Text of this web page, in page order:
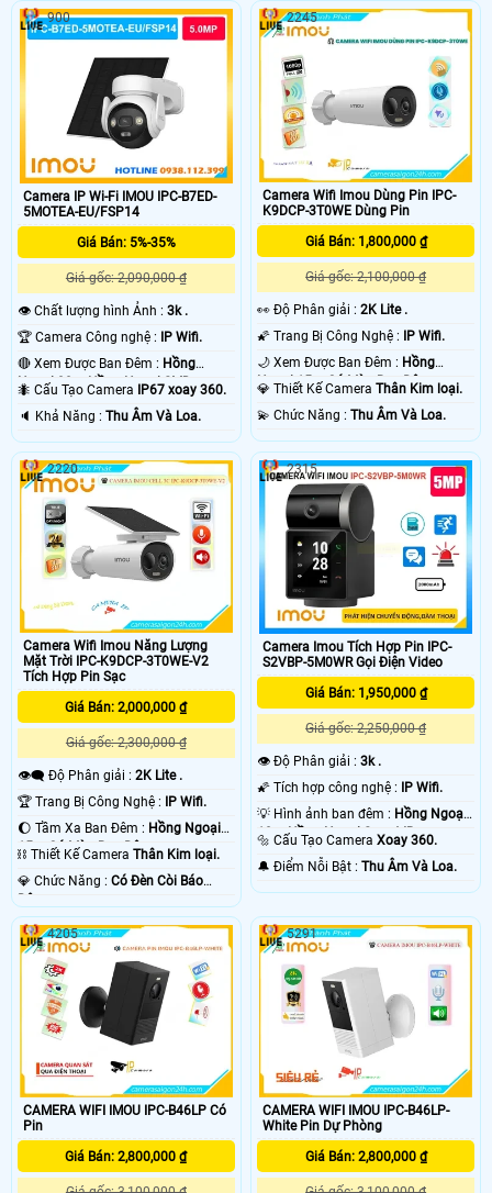
Camera IP Wi-Fi IMOU IPC-B7ED-
5MOTEA-EU/FSP14
Giá Bán: 5%-35%
Giá gốc: 2,090,000 ₫
👁 Chất lượng hình Ảnh : 3k .
🏆 Camera Công nghệ : IP Wifi.
🔴 Xem Được Ban Đêm : Hồng
Ngoại 30m Hồng Ngoại SMD.
🐜 Cấu Tạo Camera IP67 xoay 360.
️🔈 Khả Năng : Thu Âm Và Loa.
900
Camera Wifi Imou Dùng Pin IPC-
K9DCP-3T0WE Dùng Pin
Giá Bán: 1,800,000 ₫
Giá gốc: 2,100,000 ₫
️👀 Độ Phân giải :2K Lite .
🌠 Trang Bị Công Nghệ : IP Wifi.
🌙 Xem Được Ban Đêm : Hồng
Ngoại 15m Có Màu Ban Ðêm.
💎 Thiết Kế CameraThân Kim loại.
️💫 Chức Năng :Thu Âm Và Loa.
2245
Camera Wifi Imou Năng Lượng
Mặt Trời IPC-K9DCP-3T0WE-V2
Tích Hợp Pin Sạc
Giá Bán: 2,000,000 ₫
Giá gốc: 2,300,000 ₫
👁️‍🗨 Độ Phân giải : 2K Lite .
🏆 Trang Bị Công Nghệ : IP Wifi.
🌔 Tầm Xa Ban Đêm : Hồng Ngoại
15m Có Màu Ban Ðêm.
⛓ Thiết Kế Camera Thân Kim loại.
️💎 Chức Năng : Có Ðèn Còi Báo
Động.
2220
Camera Imou Tích Hợp Pin IPC-
S2VBP-5M0WR Gọi Điện Video
Giá Bán: 1,950,000 ₫
Giá gốc: 2,250,000 ₫
👁 Độ Phân giải :3k .
🌠 Tích hợp công nghệ :
IP Wifi.
💡 Hình ảnh ban đêm : Hồng Ngoại
10m Hồng Ngoại Smart IR.
🔩 Cấu Tạo CameraXoay 360.
️🔔 Điểm Nỗi Bật :Thu Âm Và Loa.
2315
CAMERA WIFI IMOU IPC-B46LP Có
Pin
Giá Bán: 2,800,000 ₫
4205
CAMERA WIFI IMOU IPC-B46LP-
White Pin Dự Phòng
Giá Bán: 2,800,000 ₫
5291